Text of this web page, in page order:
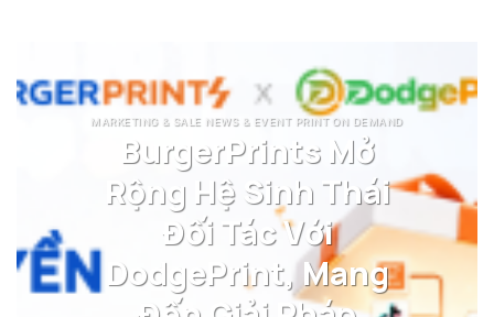
MARKETING & SALE NEWS & EVENT PRINT ON DEMAND
BurgerPrints Mở
Rộng Hệ Sinh Thái
Đối Tác Với
DodgePrint, Mang